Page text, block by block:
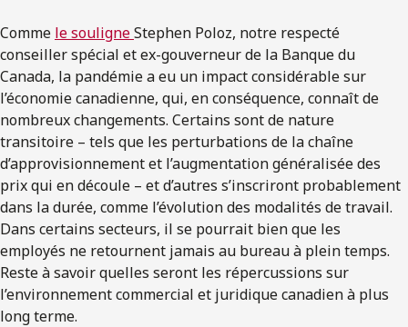
Comme le souligneStephen Poloz, notre respecté
conseiller spécial et ex-gouverneur de la Banque du
Canada, la pandémie a eu un impact considérable sur
l’économie canadienne, qui, en conséquence, connaît de
nombreux changements. Certains sont de nature
transitoire – tels que les perturbations de la chaîne
d’approvisionnement et l’augmentation généralisée des
prix qui en découle – et d’autres s’inscriront probablement
dans la durée, comme l’évolution des modalités de travail.
Dans certains secteurs, il se pourrait bien que les
employés ne retournent jamais au bureau à plein temps.
Reste à savoir quelles seront les répercussions sur
l’environnement commercial et juridique canadien à plus
long terme.